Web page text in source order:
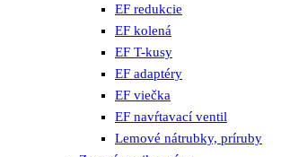
EF redukcie
EF kolená
EF T-kusy
EF adaptéry
EF viečka
EF navŕtavací ventil
Lemové nátrubky, príruby